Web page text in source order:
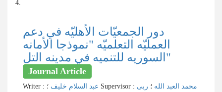
4.
دور الجمعيّات الأهليّه في دعم
العمليّه التعلمیّه "نموذجا الأمانه
السوریه للتنمیه في مدینه التل"
Journal Article
Writer : عبد السلام خلیف Supervisor : محمد العبد الله ؛ ربی